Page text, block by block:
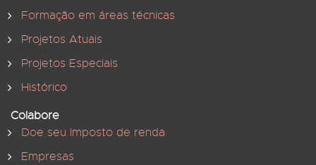
Formação em áreas técnicas
Projetos Atuais
Projetos Especiais
Histórico
Colabore
Doe seu Imposto de renda
Empresas